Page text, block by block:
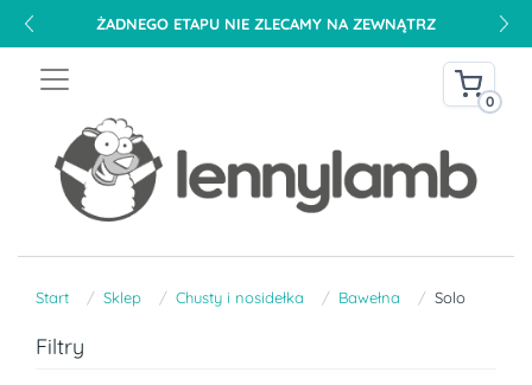
ŻADNEGO ETAPU NIE ZLECAMY NA ZEWNĄTRZ
0
Start Sklep Chusty i nosidełka Bawełna Solo
Filtry